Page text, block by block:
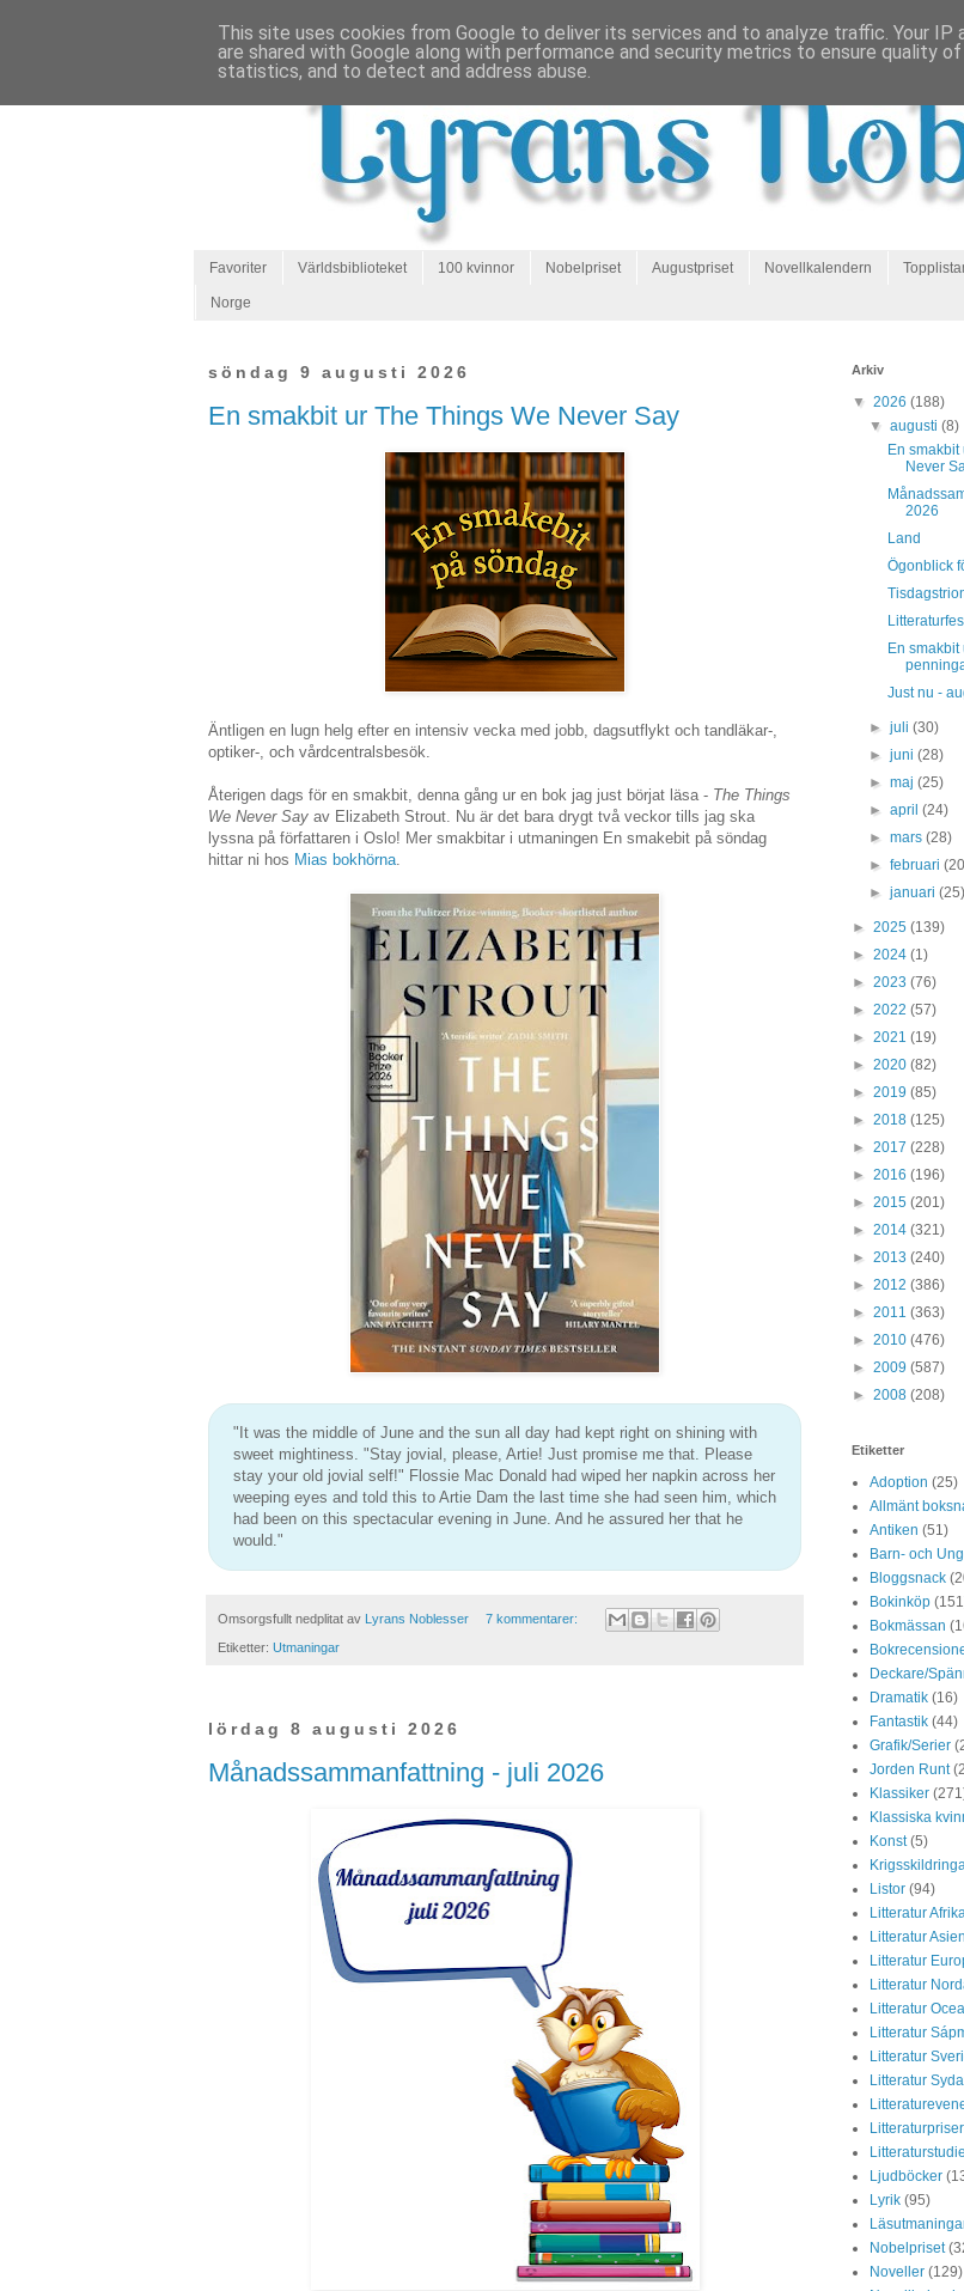
Favoriter Världsbiblioteket 100 kvinnor Nobelpriset Augustpriset Novellkalendern
Norge
söndag 9 augusti 2026
En smakbit ur The Things We Never Say
Äntligen en lugn helg efter en intensiv vecka med jobb, dagsutflykt och tandläkar-,
optiker-, och vårdcentralsbesök.
Återigen dags för en smakbit, denna gång ur en bok jag just börjat läsa - The Things
We Never Say av Elizabeth Strout. Nu är det bara drygt två veckor tills jag ska
lyssna på författaren i Oslo! Mer smakbitar i utmaningen En smakebit på söndag
hittar ni hos Mias bokhörna.
"It was the middle of June and the sun all day had kept right on shining with
sweet mightiness. "Stay jovial, please, Artie! Just promise me that. Please
stay your old jovial self!" Flossie Mac Donald had wiped her napkin across her
weeping eyes and told this to Artie Dam the last time she had seen him, which
had been on this spectacular evening in June. And he assured her that he
would."
Omsorgsfullt nedplitat av Lyrans Noblesser 7 kommentarer:
Etiketter: Utmaningar
lördag 8 augusti 2026
Månadssammanfattning - juli 2026
Arkiv
▼ 2026 (188)
▼augusti(8)
En smakbit
Never
2026
Land
Ögonblick
En smakbit
Just nu -
►juli(30)
►juni(28)
►maj(25)
►april(24)
►mars(28)
►februari
►januari(25)
► 2025 (139)
► 2024 (1)
► 2023 (76)
► 2022 (57)
► 2021 (19)
► 2020 (82)
► 2019 (85)
► 2018 (125)
► 2017 (228)
► 2016 (196)
► 2015 (201)
► 2014 (321)
► 2013 (240)
► 2012 (386)
► 2011 (363)
► 2010 (476)
► 2009 (587)
► 2008 (208)
Etiketter
Adoption (25)
Allmänt
Antiken (51)
Barn- och
Bloggsnack
Bokinköp
Bokmässan
Deckare/
Dramatik (16)
Fantastik (44)
Grafik/Serier
Jorden Runt
Klassiker
Klassiska
Konst (5)
Listor (94)
Litteratur Afrika
Litteratur Asien
Litteratur
Litteratur
Litteratur
Litteratur
Litteratur
Litteratur
Litteraturpriser
Ljudböcker
Lyrik (95)
Nobelpriset
Noveller (129)
This site uses cookies from Google to deliver its services and to analyze traffic. Your IP
are shared with Google along with performance and security metrics to ensure quality
statistics, and to detect and address abuse.